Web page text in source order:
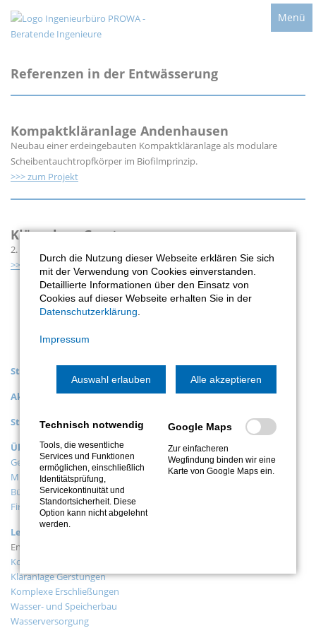
Menü
Referenzen in der Entwässerung
Kompaktkläranlage Andenhausen
Neubau einer erdeingebauten Kompaktkläranlage als modulare
Scheibentauchtropfkörper im Biofilmprinzip.
>>> zum Projekt
Kläranlage Gerstungen
2. Ausbaustufe inklusive Phosphatfällung (Erweiterung auf 8.000 EW)
>>> zum Projekt
überspringen
Start
Aktuelles
Stellenangebote
überspringen
Über uns
Geschäftsleitung
Mitarbeiter
Büro / Niederlassungen / Anfahrt
Firmenhistorie
Navigation
überspringen
Leistungen
Entwässerung
Kompaktkläranlage Andenhausen
Kläranlage Gerstungen
Komplexe Erschließungen
Wasser- und Speicherbau
Wasserversorgung
Durch die Nutzung dieser Webseite erklären Sie sich
mit der Verwendung von Cookies einverstanden.
Detaillierte Informationen über den Einsatz von
Cookies auf dieser Webseite erhalten Sie in der
Datenschutzerklärung.
Impressum
Auswahl erlauben Alle akzeptieren
Technisch notwendig
Tools, die wesentliche
Services und Funktionen
ermöglichen, einschließlich
Identitätsprüfung,
Servicekontinuität und
Standortsicherheit. Diese
Option kann nicht abgelehnt
werden.
Google Maps
Zur einfacheren
Wegfindung binden wir eine
Karte von Google Maps ein.